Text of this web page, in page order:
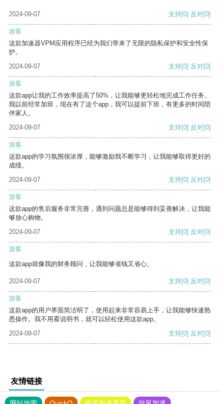
2024-09-07 支持[0] 反对[0]
游客
这款加速器VPM应用程序已经为我们带来了无限的隐私保护和安全性保
护。
2024-09-07
支持[0] 反对[0]
游客
这款app让我的工作效率提高了50%，让我能够更轻松地完成工作任务。
我以前经常加班，现在有了这个app，我可以提前下班，有更多的时间陪
伴家人。
2024-09-07
支持[0] 反对[0]
游客
这款app的学习氛围很浓厚，能够激励我不断学习，让我能够取得更好的
成绩。
2024-09-07
支持[0] 反对[0]
游客
这款app的售后服务非常完善，遇到问题总是能够得到妥善解决，让我能
够放心购物。
2024-09-07
支持[0] 反对[0]
游客
这款app就像我的财务顾问，让我能够省钱又省心。
2024-09-07 支持[0] 反对[0]
游客
这款app的用户界面简洁明了，使用起来非常容易上手，让我能够快速熟
悉操作。我不用看说明书，就可以轻松使用这款app。
2024-09-07
支持[0] 反对[0]
友情链接